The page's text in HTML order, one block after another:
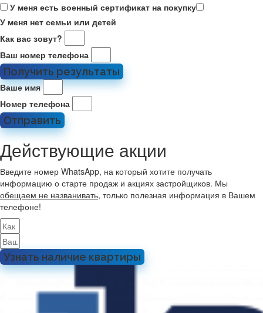
У меня есть военный сертификат на покупку
У меня нет семьи или детей
Как вас зовут?
Ваш номер телефона
Получить результаты
Ваше имя
Номер телефона
Отправить
Действующие акции
Введите номер WhatsApp, на который хотите получать
информацию о старте продаж и акциях застройщиков. Мы
обещаем не названивать, только полезная информация в Вашем
телефоне!
Узнать наличие квартиры